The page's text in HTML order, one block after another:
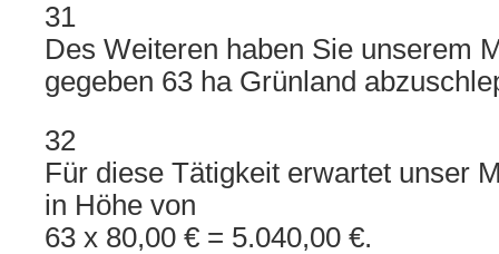
31
Des Weiteren haben Sie unserem
gegeben 63 ha Grünland
32
Für diese Tätigkeit erwartet unser
in Höhe von
63 x 80,00 € = 5.040,00 €.